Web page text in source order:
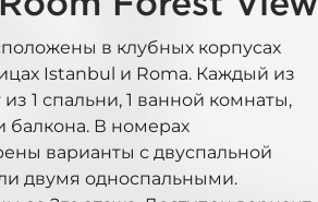
в клубных корпусах
Istanbul и Roma. Каждый из
из 1 спальни, 1 ванной комнаты,
балкона. В номерах
варианты с двуспальной
двумя односпальными.